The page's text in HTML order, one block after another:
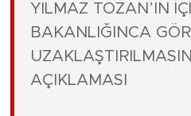
YILMAZ TOZAN’IN
BAKANLIĞINCA
AÇIKLAMASI